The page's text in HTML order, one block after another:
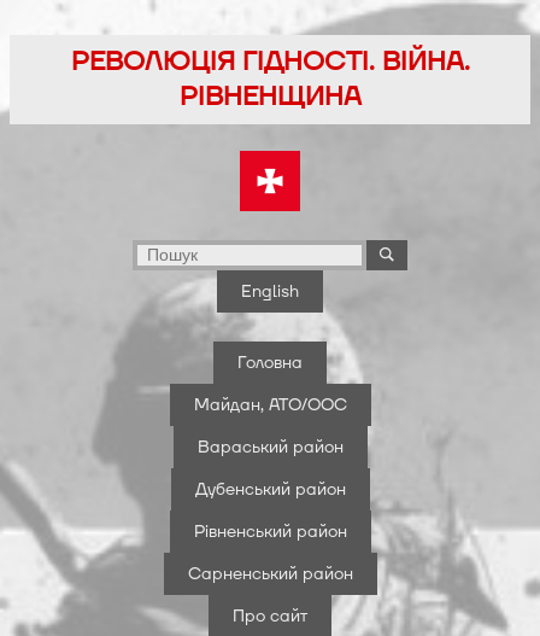
РЕВОЛЮЦІЯ ГІДНОСТІ. ВІЙНА.
РІВНЕНЩИНА
English
Головна
Майдан, АТО/ООС
Вараський район
Дубенський район
Рівненський район
Сарненський район
Про сайт